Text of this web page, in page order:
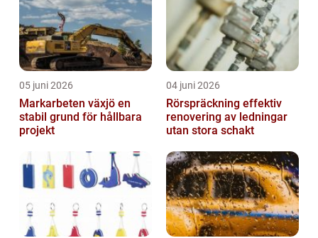
05 juni 2026
Markarbeten växjö en
stabil grund för hållbara
projekt
04 juni 2026
Rörspräckning effektiv
renovering av ledningar
utan stora schakt